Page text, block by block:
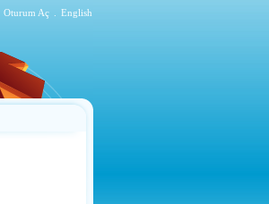
Oturum Aç English